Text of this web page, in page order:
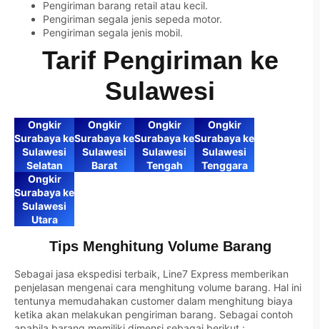
Pengiriman barang retail atau kecil.
Pengiriman segala jenis sepeda motor.
Pengiriman segala jenis mobil.
Tarif Pengiriman ke
Sulawesi
Ongkir
Surabaya ke
Sulawesi
Selatan
Ongkir
Surabaya ke
Sulawesi
Barat
Ongkir
Surabaya ke
Sulawesi
Tengah
Ongkir
Surabaya ke
Sulawesi
Tenggara
Ongkir
Surabaya ke
Sulawesi
Utara
Tips Menghitung Volume Barang
Sebagai jasa ekspedisi terbaik, Line7 Express memberikan
penjelasan mengenai cara menghitung volume barang. Hal ini
tentunya memudahakan customer dalam menghitung biaya
ketika akan melakukan pengiriman barang. Sebagai contoh